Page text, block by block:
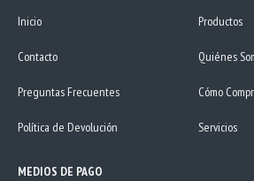
Inicio
Productos
Contacto Quiénes
Preguntas Frecuentes Cómo
Política de Devolución Servicios
MEDIOS DE PAGO